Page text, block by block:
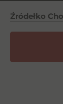
Źródełko